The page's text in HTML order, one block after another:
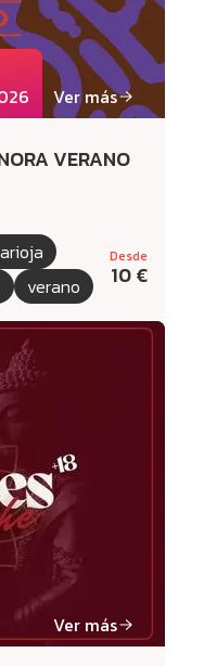
Ver más
VERANO
verano
Desde
10 €
Ver más